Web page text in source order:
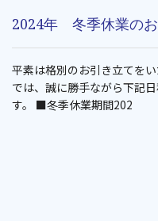
2024年 冬季休業の
平素は格別のお引き立てを
では、誠に勝手ながら下記
す。 ■冬季休業期間202